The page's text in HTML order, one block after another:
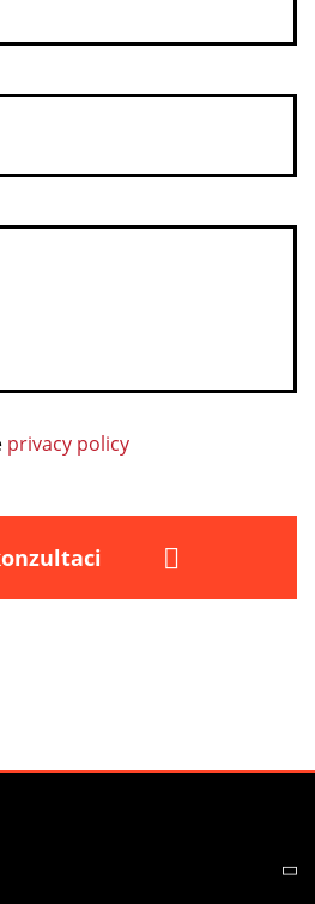
přijímá zahraniční studenty
se dítě rychle přizpůsobí
přijímají děti z jiných zemí i
let).
privacy policy